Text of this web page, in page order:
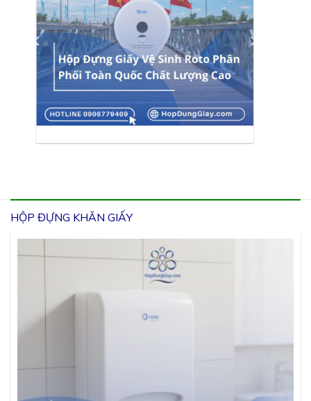
HỘP ĐỰNG KHĂN GIẤY